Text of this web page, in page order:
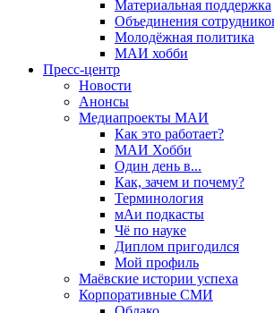
Материальная поддержка
Объединения
Молодёжная политика
МАИ хобби
Пресс-центр
Новости
Анонсы
Медиапроекты МАИ
Как это работает?
МАИ Хобби
Один день в...
Как, зачем и почему?
Терминология
мАи подкасты
Чё по науке
Диплом пригодился
Мой профиль
Маёвские истории успеха
Корпоративные СМИ